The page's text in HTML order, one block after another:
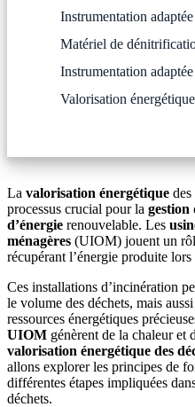
Instrumentation
Matériel de
Instrumentation
Valorisation
La valorisation énergétique
processus crucial pour la gestion
d’énergie renouvelable. Les
ménagères (UIOM) jouent un
récupérant l’énergie produite
Ces installations d’incinération
le volume des déchets, mais
ressources énergétiques
UIOM génèrent de la chaleur et
valorisation énergétique des
allons explorer les principes de
différentes étapes impliquées
déchets.